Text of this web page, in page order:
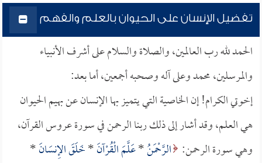
تفضيل الإنسان على الحيوان بالعلم والفهم
الحمد لله رب العالمين، والصلاة والسلام على أشرف الأنبياء
والمرسلين، محمد وعلى آله وصحبه أجمعين، أما بعد:
إخوتي الكرام! إن الخاصية التي يتميز بها الإنسان عن بهيم الحيوان
هي العلم، وقد أشار إلى ذلك ربنا الرحمن في سورة عروس القرآن،
وهي سورة الرحمن: الرَّحْمَنُ*عَلَّمَ الْقُرْآنَ*خَلَقَ الإِنسَانَ*